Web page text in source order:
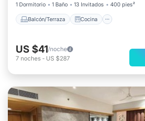
1 Dormitorio
1 Baño 13 Invitados 400 pies²
Balcón/Terraza Cocina
US $41/noche
7 noches - US $287